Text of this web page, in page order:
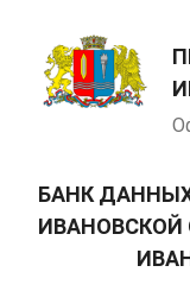
БАНК
ИВАНОВСКОЙ